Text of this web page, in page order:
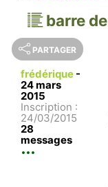
barre
PARTAGER
frédérique -
24 mars
2015
Inscription :
24/03/2015
28
messages